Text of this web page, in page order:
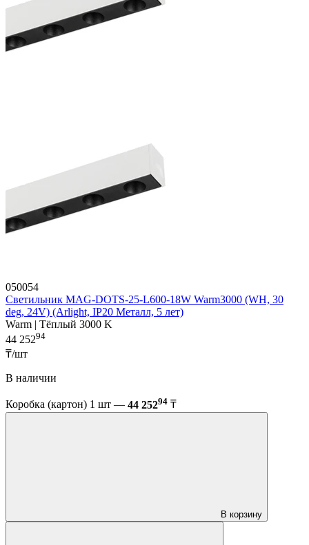
050054
Светильник MAG-DOTS-25-L600-18W Warm3000 (WH, 30
deg, 24V) (Arlight, IP20 Металл, 5 лет)
Warm | Тёплый 3000 K
44 25294
₸/шт
В наличии
Коробка (картон) 1 шт — 44 25294 ₸
В корзину